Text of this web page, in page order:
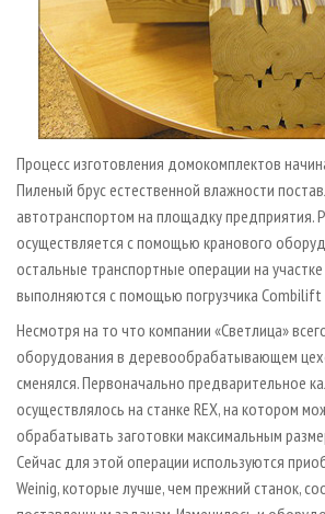
Процесс изготовления домокомплектов
Пиленый брус естественной влажности
автотранспортом на площадку предприятия.
осуществляется с помощью кранового
остальные транспортные операции на
выполняются с помощью погрузчика Combilift
Несмотря на то что компании «Светлица»
оборудования в деревообрабатывающем
сменялся. Первоначально предварительное
осуществлялось на станке REX, на котором
обрабатывать заготовки максимальным
Сейчас для этой операции используются
Weinig, которые лучше, чем прежний станок,